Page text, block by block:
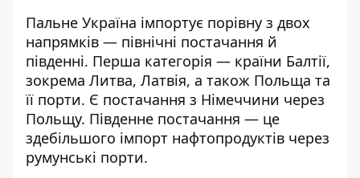
Пальне Україна імпортує порівну з двох
напрямків — північні постачання й
південні. Перша категорія — країни Балтії,
зокрема Литва, Латвія, а також Польща та
її порти. Є постачання з Німеччини через
Польщу. Південне постачання — це
здебільшого імпорт нафтопродуктів через
румунські порти.